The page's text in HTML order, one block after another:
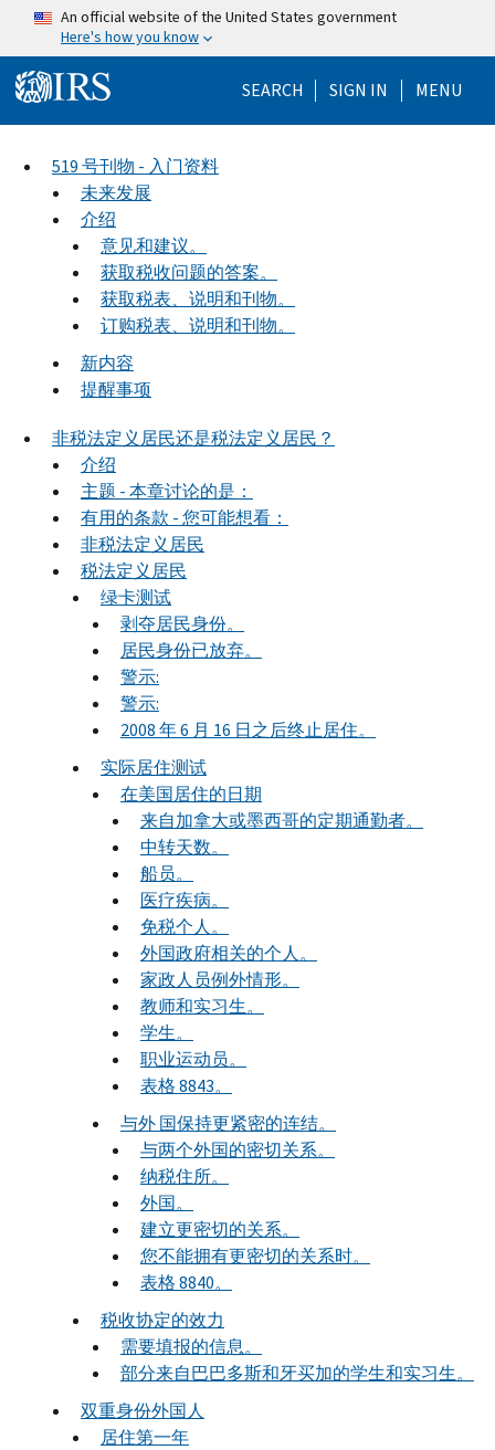
Skip to main content
An official website of the United States government
Here's how you know
SEARCH Help Menu
SIGN IN MENU
519 号刊物 - 入门资料
未来发展
介绍
意见和建议。
获取税收问题的答案。
获取税表、说明和刊物。
订购税表、说明和刊物。
新内容
提醒事项
非税法定义居民还是税法定义居民？
介绍
主题 - 本章讨论的是：
有用的条款 - 您可能想看：
非税法定义居民
税法定义居民
绿卡测试
剥夺居民身份。
居民身份已放弃。
警示:
警示:
2008 年 6 月 16 日之后终止居住。
实际居住测试
在美国居住的日期
来自加拿大或墨西哥的定期通勤者。
中转天数。
船员。
医疗疾病。
免税个人。
外国政府相关的个人。
家政人员例外情形。
教师和实习生。
学生。
职业运动员。
表格 8843。
与外 国保持更紧密的连结。
与两个外国的密切关系。
纳税住所。
外国。
建立更密切的关系。
您不能拥有更密切的关系时。
表格 8840。
税收协定的效力
需要填报的信息。
部分来自巴巴多斯和牙买加的学生和实习生。
双重身份外国人
居住第一年